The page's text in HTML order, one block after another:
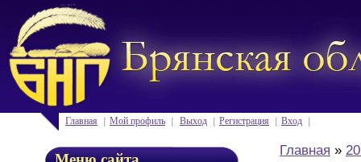
Главная Мой профиль Выход Регистрация Вход
Главная »